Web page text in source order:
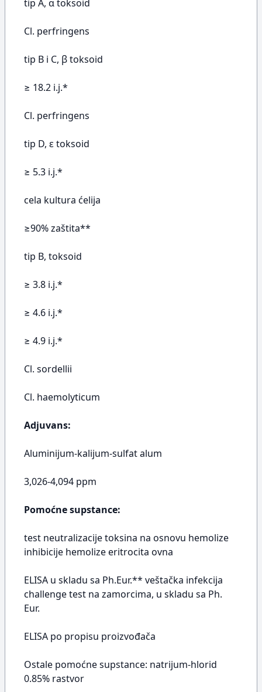
tip A, α toksoid
Cl. perfringens
tip B i C, β toksoid
≥ 18.2 i.j.*
Cl. perfringens
tip D, ε toksoid
≥ 5.3 i.j.*
cela kultura ćelija
≥90% zaštita**
tip B, toksoid
≥ 3.8 i.j.*
≥ 4.6 i.j.*
≥ 4.9 i.j.*
Cl. sordellii
Cl. haemolyticum
Adjuvans:
Aluminijum-kalijum-sulfat alum
3,026-4,094 ppm
Pomoćne supstance:
test neutralizacije toksina na osnovu hemolize
inhibicije hemolize eritrocita ovna
ELISA u skladu sa Ph.Eur.** veštačka infekcija
challenge test na zamorcima, u skladu sa Ph.
Eur.
ELISA po propisu proizvođača
Ostale pomoćne supstance: natrijum-hlorid
0.85% rastvor